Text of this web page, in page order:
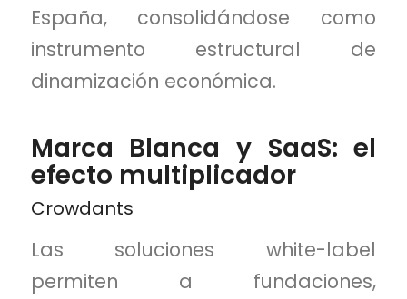
España, consolidándose como
instrumento estructural de
dinamización económica.
Marca Blanca y SaaS: el
efecto multiplicador
Crowdants
Las soluciones white-label
permiten a fundaciones,